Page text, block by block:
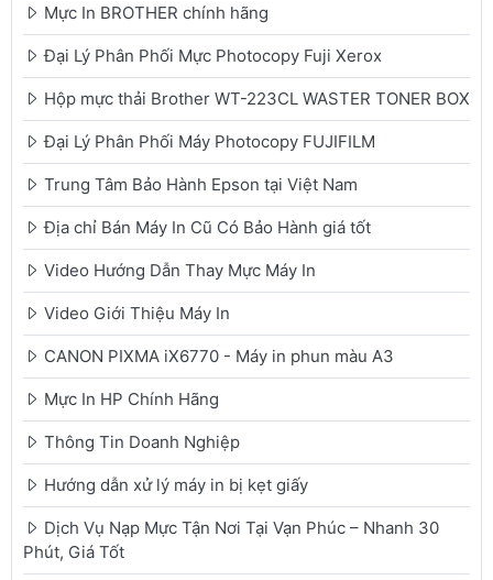
Mực In BROTHER chính hãng
Đại Lý Phân Phối Mực Photocopy Fuji Xerox
Hộp mực thải Brother WT-223CL WASTER TONER BOX
Đại Lý Phân Phối Máy Photocopy FUJIFILM
Trung Tâm Bảo Hành Epson tại Việt Nam
Địa chỉ Bán Máy In Cũ Có Bảo Hành giá tốt
Video Hướng Dẫn Thay Mực Máy In
Video Giới Thiệu Máy In
CANON PIXMA iX6770 - Máy in phun màu A3
Mực In HP Chính Hãng
Thông Tin Doanh Nghiệp
Hướng dẫn xử lý máy in bị kẹt giấy
Dịch Vụ Nạp Mực Tận Nơi Tại Vạn Phúc – Nhanh 30
Phút, Giá Tốt